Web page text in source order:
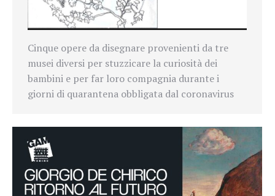
Cinque opere da disegnare provenienti da tre
musei diversi per stuzzicare la curiosità dei
bambini e per far loro compagnia durante i
giorni di quarantena obbligata dal coronavirus